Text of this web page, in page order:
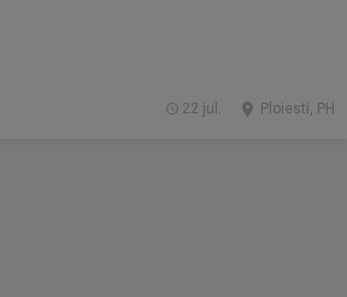
Ploiesti, PH
22 jul.